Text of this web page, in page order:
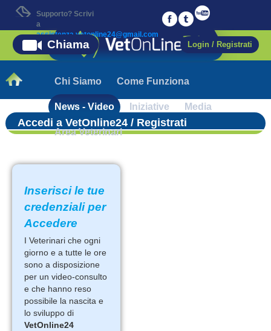
Supporto? Scrivi
a
assistenza.vetonline24@gmail.com
Chi Siamo Come Funziona
News - Video Iniziative Media
Area Veterinari
Login / Registrati
Chiama
Accedi a VetOnline24 / Registrati
Inserisci le tue
credenziali per
Accedere
I Veterinari che ogni
giorno e a tutte le ore
sono a disposizione
per un video-consulto
e che hanno reso
possibile la nascita e
lo sviluppo di
VetOnline24